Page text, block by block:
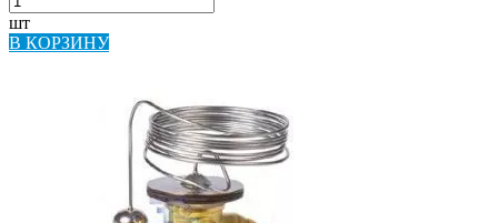
шт
В КОРЗИНУ